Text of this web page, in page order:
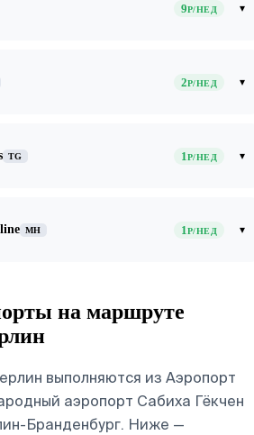
9Р/НЕД ▾
2Р/НЕД ▾
TG 1Р/НЕД ▾
MH 1Р/НЕД ▾
на маршруте
выполняются из Аэропорт
аэропорт Сабиха Гёкчен
Бранденбург. Ниже —